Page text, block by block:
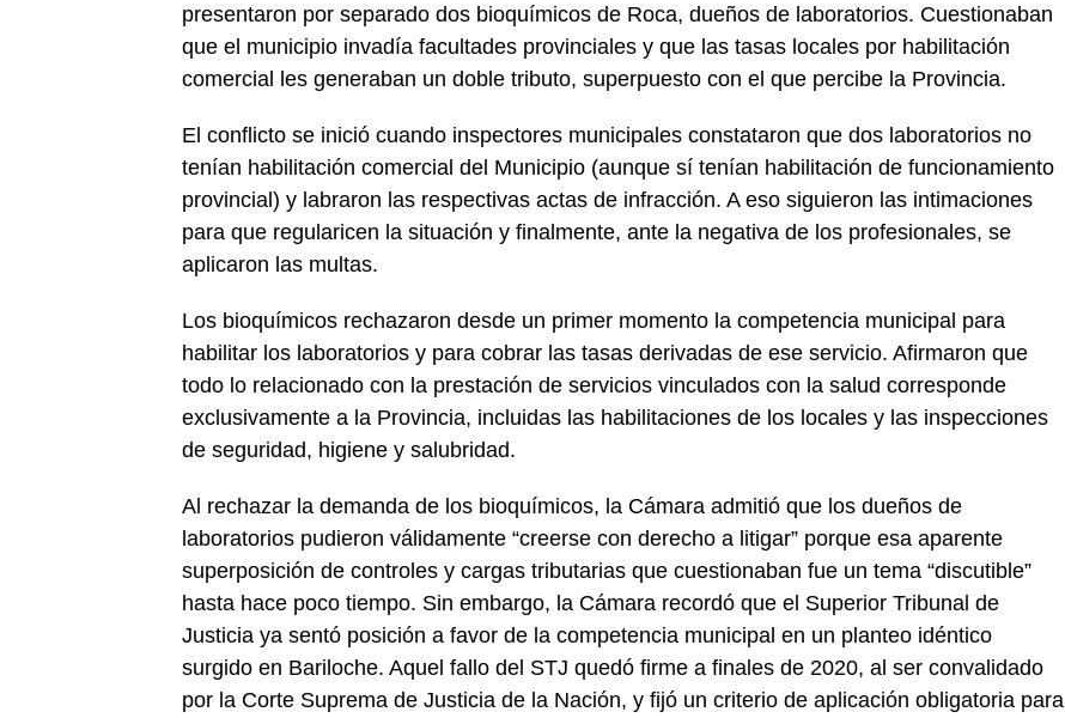
presentaron por separado dos bioquímicos de Roca, dueños de laboratorios. Cuestionaban
que el municipio invadía facultades provinciales y que las tasas locales por habilitación
comercial les generaban un doble tributo, superpuesto con el que percibe la Provincia.
El conflicto se inició cuando inspectores municipales constataron que dos laboratorios no
tenían habilitación comercial del Municipio (aunque sí tenían habilitación de funcionamiento
provincial) y labraron las respectivas actas de infracción. A eso siguieron las intimaciones
para que regularicen la situación y finalmente, ante la negativa de los profesionales, se
aplicaron las multas.
Los bioquímicos rechazaron desde un primer momento la competencia municipal para
habilitar los laboratorios y para cobrar las tasas derivadas de ese servicio. Afirmaron que
todo lo relacionado con la prestación de servicios vinculados con la salud corresponde
exclusivamente a la Provincia, incluidas las habilitaciones de los locales y las inspecciones
de seguridad, higiene y salubridad.
Al rechazar la demanda de los bioquímicos, la Cámara admitió que los dueños de
laboratorios pudieron válidamente “creerse con derecho a litigar” porque esa aparente
superposición de controles y cargas tributarias que cuestionaban fue un tema “discutible”
hasta hace poco tiempo. Sin embargo, la Cámara recordó que el Superior Tribunal de
Justicia ya sentó posición a favor de la competencia municipal en un planteo idéntico
surgido en Bariloche. Aquel fallo del STJ quedó firme a finales de 2020, al ser convalidado
por la Corte Suprema de Justicia de la Nación, y fijó un criterio de aplicación obligatoria para